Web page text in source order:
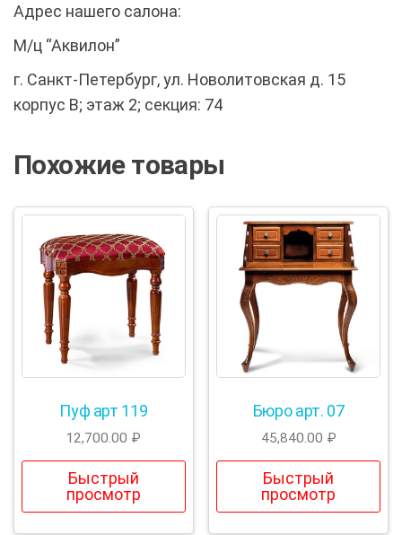
Адрес нашего салона:
М/ц “Аквилон”
г. Санкт-Петербург, ул. Новолитовская д. 15
корпус В; этаж 2; секция: 74
Похожие товары
Пуф арт 119
12,700.00 ₽
Быстрый
просмотр
Бюро арт. 07
45,840.00 ₽
Быстрый
просмотр